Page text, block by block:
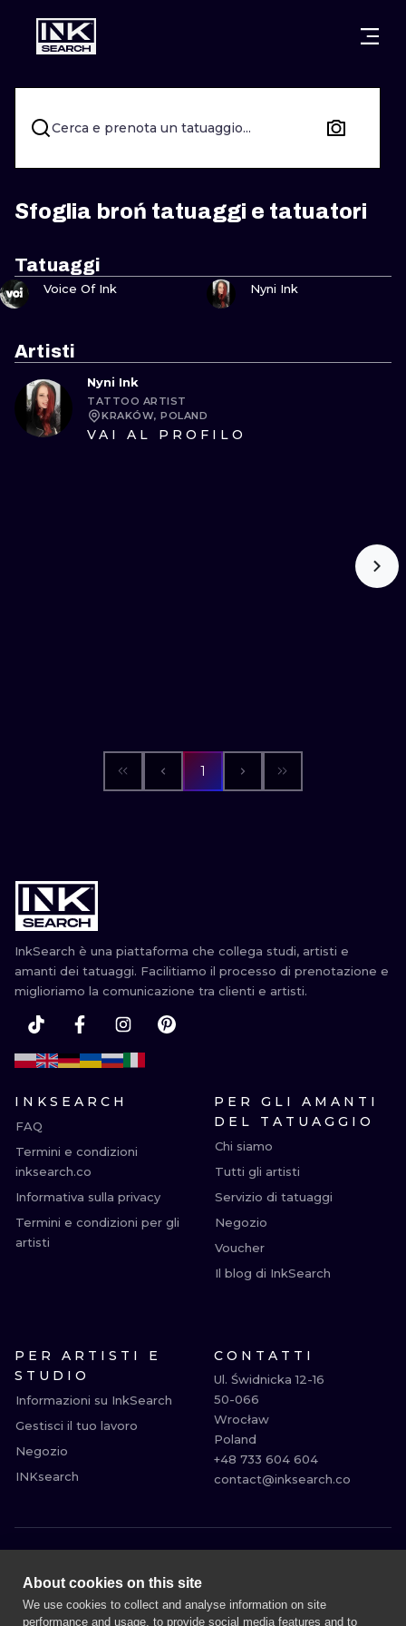
CITTÀ WARSAW
CRACOW WROCLAW
BERLIN LONDON
HEIDELBERG EDINBURGH
PRAGUE VIENNA
STILI
LETTERING
NEW
SURREALISM
CARTOONS
Cerca e prenota un tatuaggio...
Sfoglia broń tatuaggi e tatuatori
Tatuaggi
GUARDA
Voice Of Ink
GUARDA
Nyni Ink
Artisti
Nyni Ink
TATTOO ARTIST
KRAKÓW, POLAND
VAI AL PROFILO
1
InkSearch è una piattaforma che collega studi, artisti e
amanti dei tatuaggi. Facilitiamo il processo di prenotazione e
miglioriamo la comunicazione tra clienti e artisti.
INKSEARCH
FAQ
Termini e condizioni
inksearch.co
Informativa sulla privacy
Termini e condizioni per gli
artisti
PER GLI AMANTI
DEL TATUAGGIO
Chi siamo
Tutti gli artisti
Servizio di tatuaggi
Negozio
Voucher
Il blog di InkSearch
PER ARTISTI E
STUDIO
Informazioni su InkSearch
Gestisci il tuo lavoro
Negozio
INKsearch
CONTATTI
Ul. Świdnicka 12-16
50-066
Wrocław
Poland
+48 733 604 604
contact@inksearch.co
MILANO
BOLOGNA
BARI
About cookies on this site
We use cookies to collect and analyse information on site
performance and usage, to provide social media features and to